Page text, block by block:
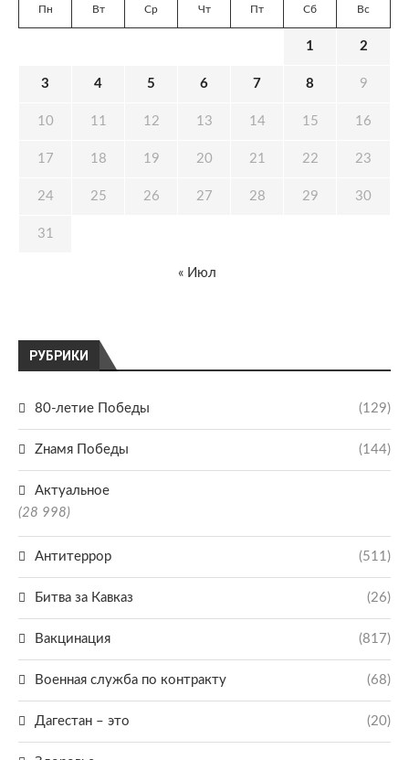
РУБРИКИ
80-летие Победы (129)
Zнамя Победы (144)
Актуальное
(28 998)
Антитеррор (511)
Битва за Кавказ (26)
Вакцинация (817)
Военная служба по контракту (68)
Дагестан – это (20)
Пн Вт Ср Чт Пт Сб Вс
1 2
3 4 5 6 7 8 9
10 11 12 13 14 15 16
17 18 19 20 21 22 23
24 25 26 27 28 29 30
31
« Июл